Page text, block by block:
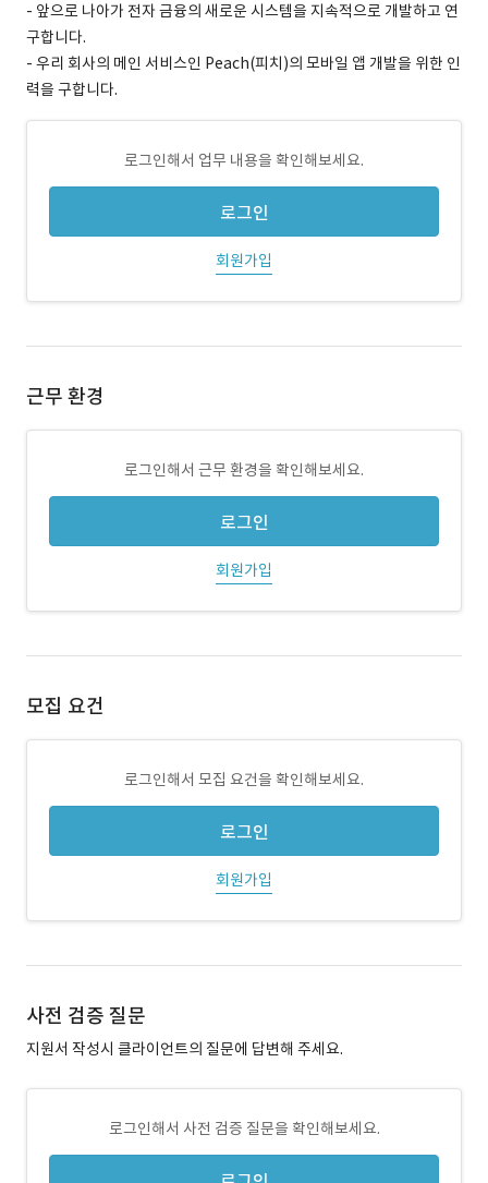
- 앞으로 나아가 전자 금융의 새로운 시스템을 지속적으로 개발하고 연
구합니다.
- 우리 회사의 메인 서비스인 Peach(피치)의 모바일 앱 개발을 위한 인
력을 구합니다.
로그인해서 업무 내용을 확인해보세요.
로그인
회원가입
근무 환경
로그인해서 근무 환경을 확인해보세요.
로그인
회원가입
모집 요건
로그인해서 모집 요건을 확인해보세요.
로그인
회원가입
사전 검증 질문
지원서 작성시 클라이언트의 질문에 답변해 주세요.
로그인해서 사전 검증 질문을 확인해보세요.